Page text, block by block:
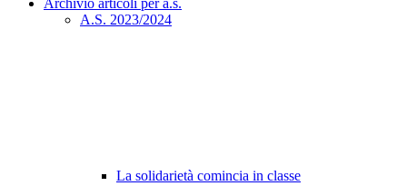
Archivio articoli per a.s.
A.S. 2023/2024
La solidarietà comincia in classe